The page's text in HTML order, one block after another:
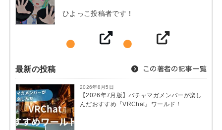
ひよっこ投稿者です！
最新の投稿 この著者の記事一覧
2026年8月5日
【2026年7月版】バチャマガメンバーが楽し
んだおすすめ『VRChat』ワールド！